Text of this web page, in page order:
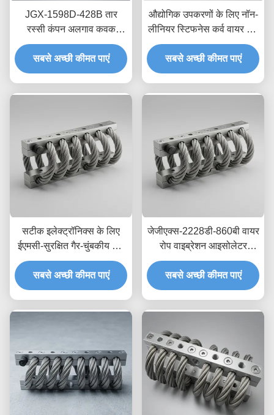
JGX-1598D-428B तार
रस्सी कंपन अलगाव कवक
रासायनिक धोने प्रतिरोधी
स्टेनलेस स्टील अलगाव माउंट
सबसे अच्छी कीमत पाएं
औद्योगिक उपकरणों के लिए नॉन-
लीनियर स्टिफनेस कर्व वायर रोप
आइसोलेटर JGX-2228D-
665B इको-फ्रेंडली ऑल-मेटल
माउंट
सबसे अच्छी कीमत पाएं
सटीक इलेक्ट्रॉनिक्स के लिए
ईएमसी-सुरक्षित गैर-चुंबकीय तार
रस्सी आइसोलेटर JGX-
2228D-665B क्षणिक शॉक
डिसिपेशन माउंट
सबसे अच्छी कीमत पाएं
जेजीएक्स-2228डी-860बी वायर
रोप वाइब्रेशन आइसोलेटर
स्टेनलेस स्टील लंबी सेवा जीवन
औद्योगिक शॉक एब्जॉर्बर
सबसे अच्छी कीमत पाएं